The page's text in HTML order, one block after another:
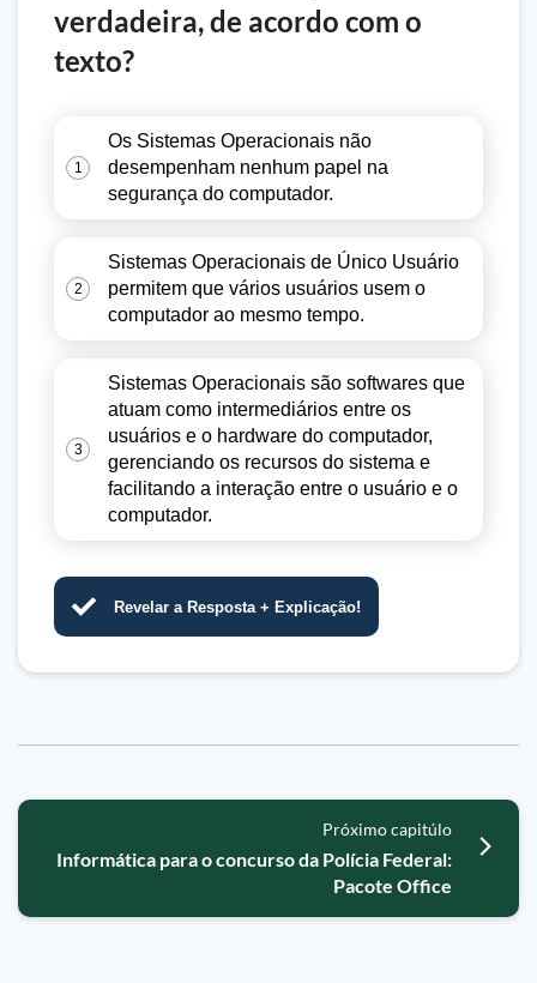
verdadeira, de acordo com o
texto?
1
Os Sistemas Operacionais não
desempenham nenhum papel na
segurança do computador.
2
Sistemas Operacionais de Único Usuário
permitem que vários usuários usem o
computador ao mesmo tempo.
3
Sistemas Operacionais são softwares que
atuam como intermediários entre os
usuários e o hardware do computador,
gerenciando os recursos do sistema e
facilitando a interação entre o usuário e o
computador.
Revelar a Resposta + Explicação!
Próximo capitúlo
Informática para o concurso da Polícia Federal:
Pacote Office